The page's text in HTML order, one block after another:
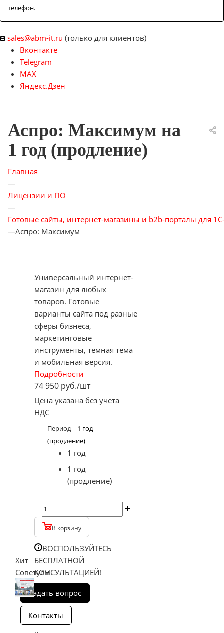
телефон.
sales@abm-it.ru (только для клиентов)
Вконтакте
Telegram
MAX
Яндекс.Дзен
Аспро: Максимум на
1 год (продление)
Главная
—
Лицензии и ПО
—
Готовые сайты, интернет-магазины и b2b-порталы для
—Аспро: Максимум
Хит
Советуем
Универсальный интернет-
магазин для любых
товаров. Готовые
варианты сайта под разные
сферы бизнеса,
маркетинговые
инструменты, темная тема
и мобильная версия.
Подробности
74 950руб./шт
Цена указана без учета
НДС
Период—1 год
(продление)
1 год
1 год
(продление)
В корзину
ВОСПОЛЬЗУЙТЕСЬ
БЕСПЛАТНОЙ
КОНСУЛЬТАЦИЕЙ!